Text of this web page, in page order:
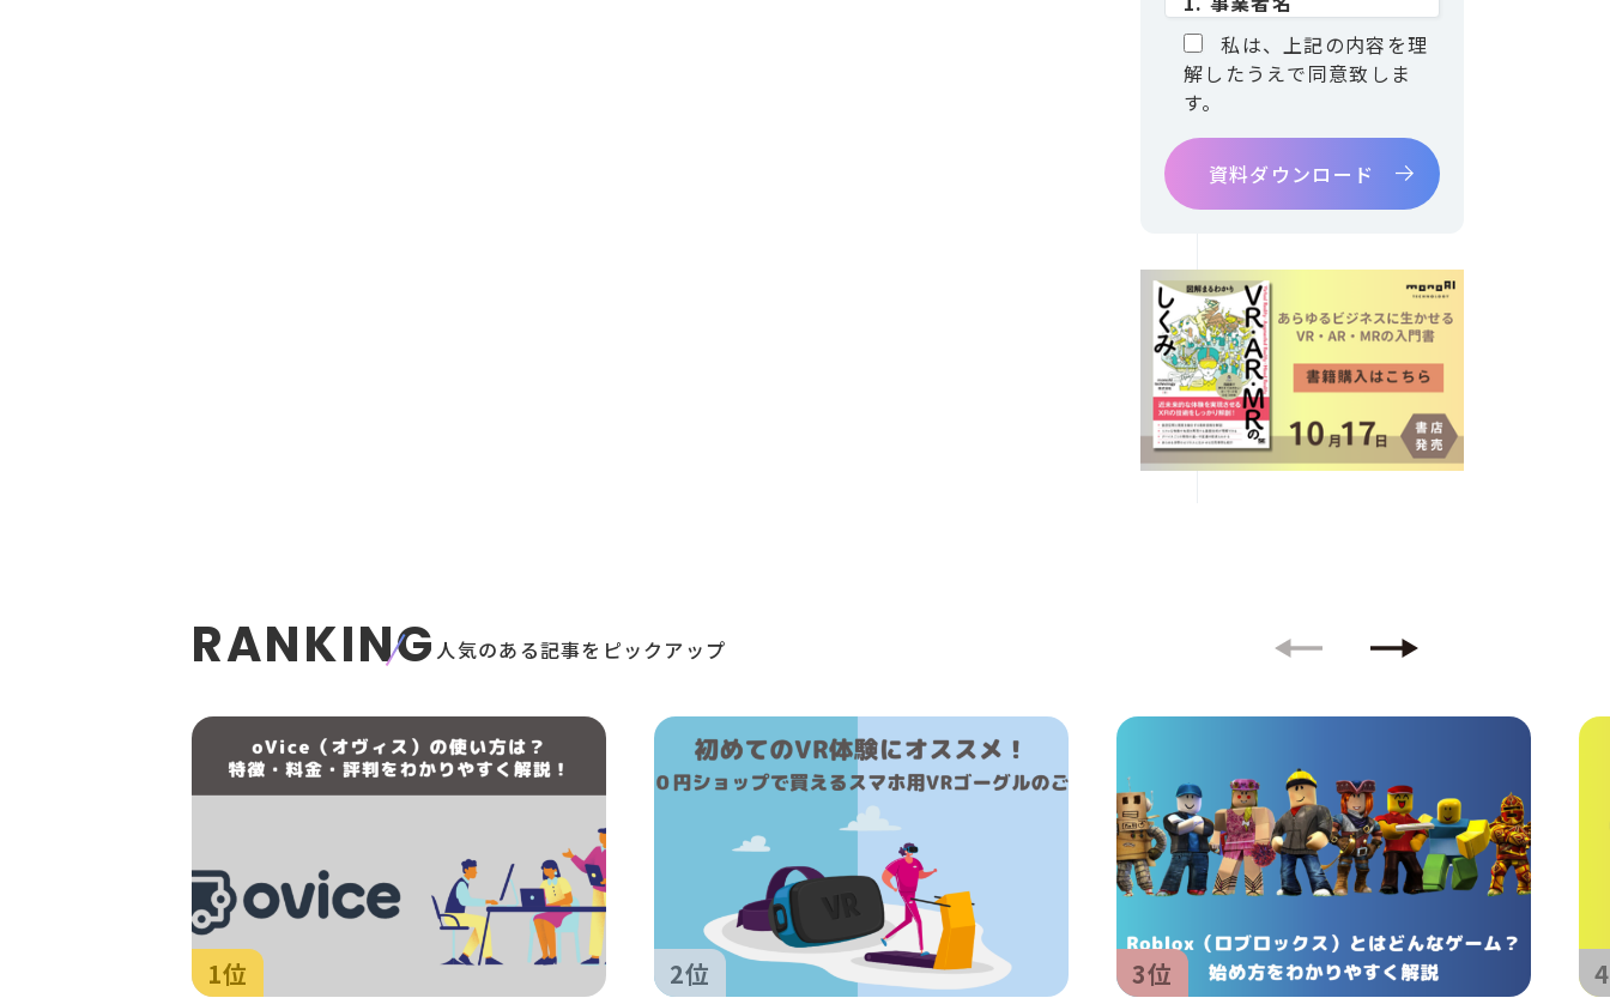
monoAI technology株式会社
2. 個人情報保護管理者
所 属：monoAI technology
株式会社 松岡 壮
3. 個人情報の利用目的
お問合せでいただいた個人情
報は、お問合せにお答えする
4. 個人情報の第三者提供
当社は、ご提供いただいた個
人情報を次の場合を除き第三
者に開示・提供いたしませ
ん。
・ご本人の同意がある場合
・法令に基づく場合
・人の生命、身体又は財産の
保護のために必要がある場合
であって、人の同意を得ること
・国の機関若しくは地方公共
団体又はその委託を受けた者
務の遂行に支障を及ぼすおそ
れがあるとき
5. 個人情報取扱いの委託
当社は、3.の利用目的の範囲
内で個人情報の取扱いの一部
を外部に委託しています。
取り扱っていると認められる
委託先を選定し、契約等にお
いて個人情報の適正管理・機
私は、上記の内容を理
解したうえで同意致しま
す。
RANKING 人気のある記事をピックアップ
1位
2位
3位